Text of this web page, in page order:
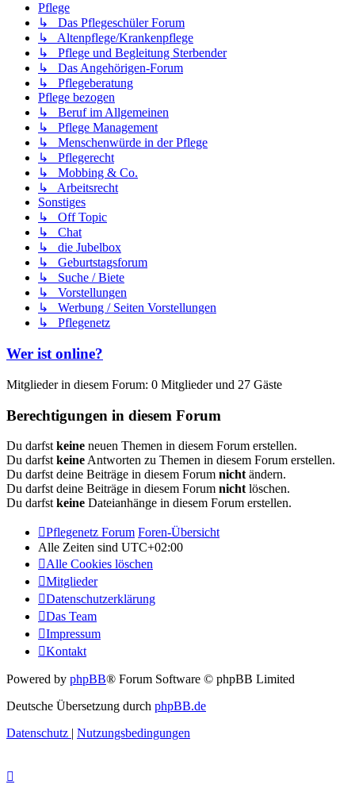
Pflege
↳ Das Pflegeschüler Forum
↳ Altenpflege/Krankenpflege
↳ Pflege und Begleitung Sterbender
↳ Das Angehörigen-Forum
↳ Pflegeberatung
Pflege bezogen
↳ Beruf im Allgemeinen
↳ Pflege Management
↳ Menschenwürde in der Pflege
↳ Pflegerecht
↳ Mobbing & Co.
↳ Arbeitsrecht
Sonstiges
↳ Off Topic
↳ Chat
↳ die Jubelbox
↳ Geburtstagsforum
↳ Suche / Biete
↳ Vorstellungen
↳ Werbung / Seiten Vorstellungen
↳ Pflegenetz
Wer ist online?
Mitglieder in diesem Forum: 0 Mitglieder und 27 Gäste
Berechtigungen in diesem Forum
Du darfst keine neuen Themen in diesem Forum erstellen.
Du darfst keine Antworten zu Themen in diesem Forum erstellen.
Du darfst deine Beiträge in diesem Forum nicht ändern.
Du darfst deine Beiträge in diesem Forum nicht löschen.
Du darfst keine Dateianhänge in diesem Forum erstellen.
Pflegenetz Forum Foren-Übersicht
Alle Zeiten sind UTC+02:00
Alle Cookies löschen
Mitglieder
Datenschutzerklärung
Das Team
Impressum
Kontakt
Powered by phpBB® Forum Software © phpBB Limited
Deutsche Übersetzung durch phpBB.de
Datenschutz | Nutzungsbedingungen